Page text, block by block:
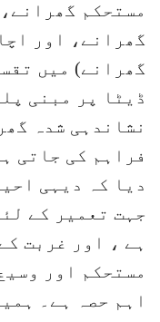
مستحکم
گھرانے، اور
گھرانے) میں
ڈیٹا پر مبنی
نشاندہی شدہ
فراہم کی جاتی
دیا کہ دیہی
جہت تعمیر کے
ہے ، اور غربت
مستحکم اور
اہم حصہ ہے۔